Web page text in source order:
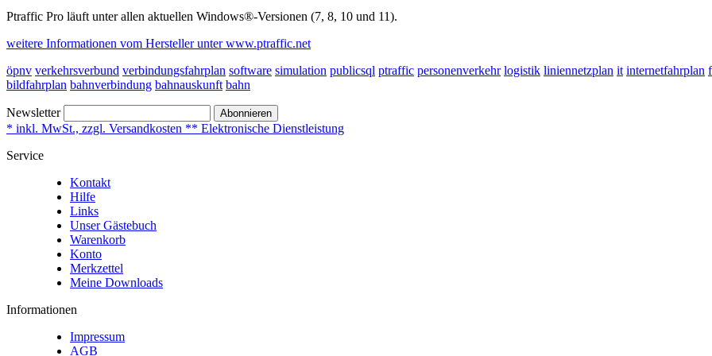
Ptraffic Pro läuft unter allen aktuellen Windows®-Versionen (7, 8, 10 und 11).
weitere Informationen vom Hersteller unter www.ptraffic.net
öpnv verkehrsverbund verbindungsfahrplan software simulation publicsql ptraffic personenverkehr logistik liniennetzplan it internetfahrplan
bildfahrplan bahnverbindung bahnauskunft bahn
Newsletter Abonnieren
* inkl. MwSt., zzgl. Versandkosten ** Elektronische Dienstleistung
Service
Kontakt
Hilfe
Links
Unser Gästebuch
Warenkorb
Konto
Merkzettel
Meine Downloads
Informationen
Impressum
AGB